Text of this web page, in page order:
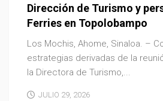
Dirección de Turismo y
Ferries en Topolobampo
Los Mochis, Ahome, Sinaloa. –
estrategias derivadas de la
la Directora de Turismo,...
JULIO 29, 2026